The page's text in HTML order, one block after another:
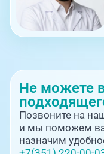
09:00-18:00
Не можете
Позвоните на
и мы поможем
назначим